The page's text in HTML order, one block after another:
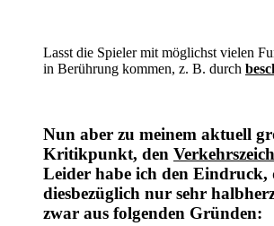
Lasst die Spieler mit möglichst vielen
in Berührung kommen, z. B. durch
Nun aber zu meinem aktuell
Kritikpunkt, den
Leider habe ich den Eindruck,
diesbezüglich nur sehr
zwar aus folgenden Gründen: